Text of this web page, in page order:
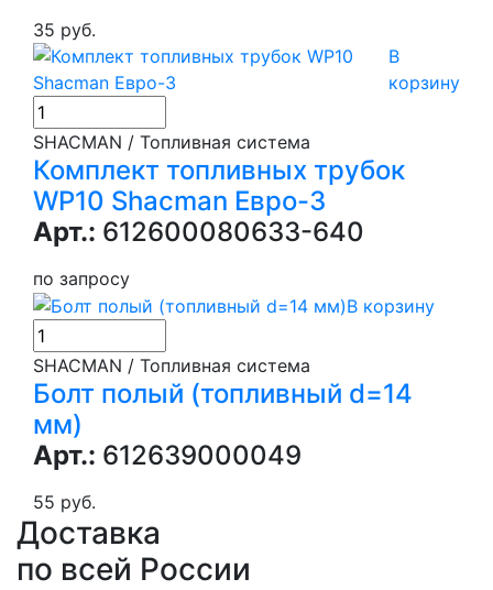
35 руб.
В
корзину
SHACMAN / Топливная система
Комплект топливных трубок
WP10 Shacman Евро-3
Арт.: 612600080633-640
по запросу
В корзину
SHACMAN / Топливная система
Болт полый (топливный d=14
мм)
Арт.: 612639000049
55 руб.
Доставка
по всей России